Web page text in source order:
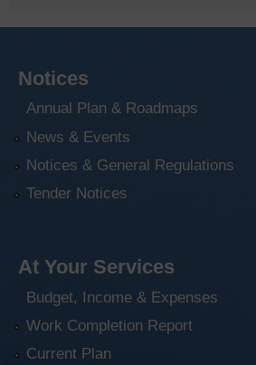
Notices
Annual Plan & Roadmaps
News & Events
Notices & General Regulations
Tender Notices
At Your Services
Budget, Income & Expenses
Work Completion Report
Current Plan